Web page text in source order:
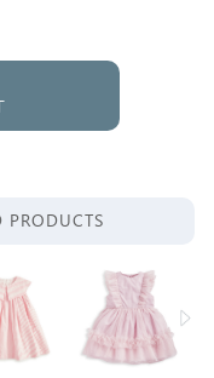
PRODUCTS